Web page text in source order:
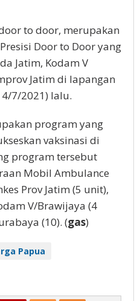
to door, merupakan
Door to Door yang
Jatim, Kodam V
Jatim di lapangan
7/2021) lalu.
program yang
vaksinasi di
program tersebut
Mobil Ambulance
Prov Jatim (5 unit),
V/Brawijaya (4
(10). (gas)
Papua